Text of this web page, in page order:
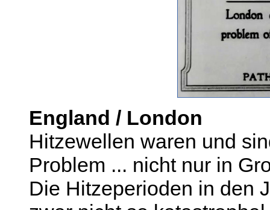
England / London
Hitzewellen waren und
Problem ... nicht nur in
Die Hitzeperioden in den